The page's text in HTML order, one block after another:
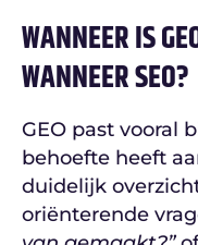
WANNEER IS
WANNEER SEO?
GEO past vooral
behoefte heeft
duidelijk
oriënterende